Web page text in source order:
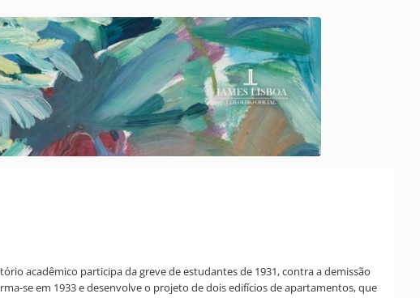
acadêmico participa da greve de estudantes de 1931, contra a demissão
se em 1933 e desenvolve o projeto de dois edifícios de apartamentos, que